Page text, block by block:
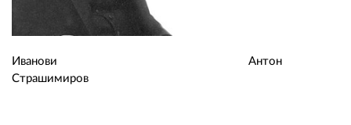
Иванови Антон
Страшимиров